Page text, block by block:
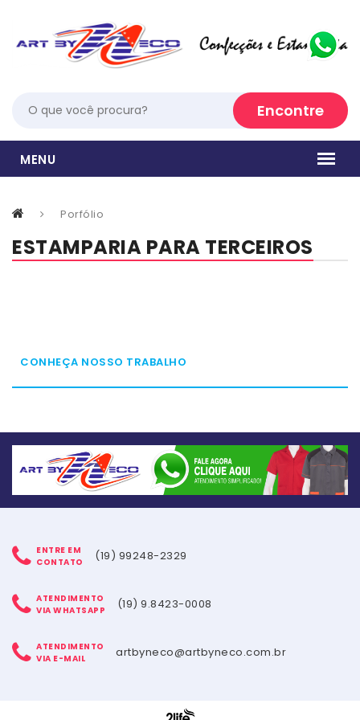
Porfólio
ESTAMPARIA PARA TERCEIROS
CONHEÇA NOSSO TRABALHO
ENTRE EM
CONTATO
(19) 99248-2329
ATENDIMENTO
VIA WHATSAPP
(19) 9.8423-0008
ATENDIMENTO
VIA E-MAIL
artbyneco@artbyneco.com.br